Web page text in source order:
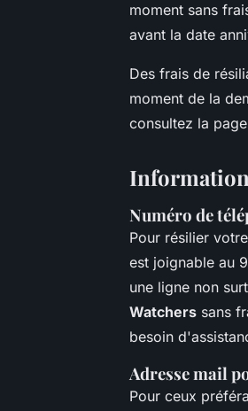
moment sans
avant la date
Des frais de
moment de la
consultez la
Numéro de
Pour résilier
est joignable au
une ligne non
Watchers sans
besoin
Adresse mail
Pour ceux